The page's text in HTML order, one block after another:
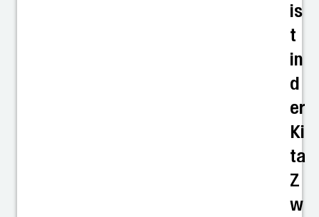
is
t
in
d
er
Ki
ta
Z
w